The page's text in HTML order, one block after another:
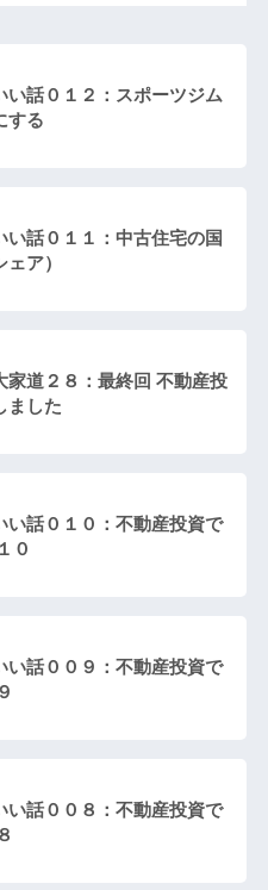
い話０１２：スポーツジム
する
い話０１１：中古住宅の国
ア）
家道２８：最終回 不動産投
ました
い話０１０：不動産投資で
０
い話００９：不動産投資で
い話００８：不動産投資で